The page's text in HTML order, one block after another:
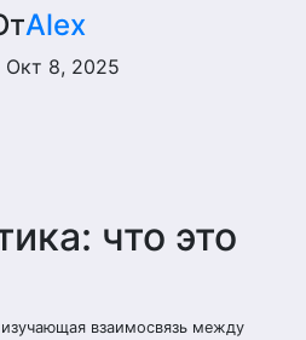
Alex
Окт 8, 2025
что это
взаимосвязь между